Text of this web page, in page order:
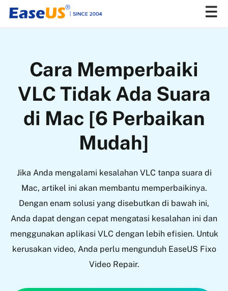
Cara Memperbaiki
VLC Tidak Ada Suara
di Mac [6 Perbaikan
Mudah]
Jika Anda mengalami kesalahan VLC tanpa suara di
Mac, artikel ini akan membantu memperbaikinya.
Dengan enam solusi yang disebutkan di bawah ini,
Anda dapat dengan cepat mengatasi kesalahan ini dan
menggunakan aplikasi VLC dengan lebih efisien. Untuk
kerusakan video, Anda perlu mengunduh EaseUS Fixo
Video Repair.